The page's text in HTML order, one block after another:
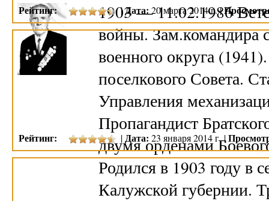
1903 — 11.02.1986
войны. Зам.командира
военного округа
поселкового Совета.
Управления
Пропагандист
двумя орденами
Родился в 1903 году в
Калужской губернии.
Рейтинг: |Дата: 20 марта 2014 г. |
Рейтинг: |Дата: 23 января 2014 г. |